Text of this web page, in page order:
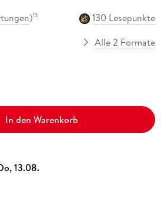
)15
130 Lesepunkte
Alle 2 Formate
In den Warenkorb
13.08.